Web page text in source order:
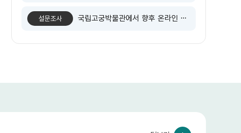
설문조사 국립고궁박물관에서 향후 온라인 비대면 교육 확대 시 참여하고 싶은 분야가 있다면 골라주세요.